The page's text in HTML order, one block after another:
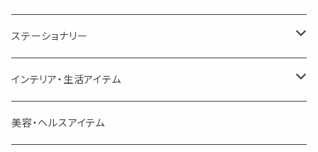
季節のハーブティー
箱入りアソート
プチギフト
精油用ボトル
ポンプ式ボトル
リップ容器
美人さんのハーブティー
シングル
ブレンド
クラフト器材・道具
キャリアオイル・ワックス
道具
お香・サシェ・キャンドル
線香
ディフューザー
ステーショナリー
デザインクリップ
記号（ハート,星,etc）
ページオープナー・ワイドクリップ
インテリア・生活アイテム
オブジェ
美容・ヘルスアイテム